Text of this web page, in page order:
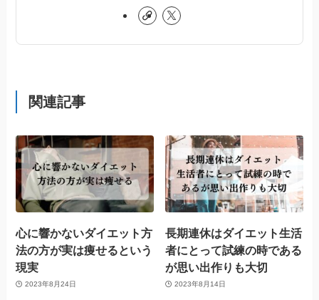
関連記事
心に響かないダイエット方
法の方が実は痩せるという
現実
2023年8月24日
長期連休はダイエット生活
者にとって試練の時である
が思い出作りも大切
2023年8月14日